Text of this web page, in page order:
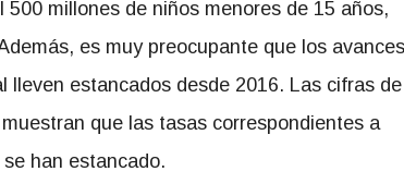
millones de niños menores de 15 años,
es muy preocupante que los avances
estancados desde 2016. Las cifras de
que las tasas correspondientes a
han estancado.